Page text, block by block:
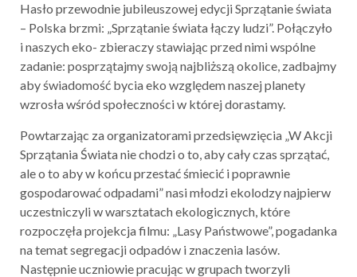
Hasło przewodnie jubileuszowej edycji Sprzątanie świata
– Polska brzmi: „Sprzątanie świata łączy ludzi”. Połączyło
i naszych eko- zbieraczy stawiając przed nimi wspólne
zadanie: posprzątajmy swoją najbliższą okolice, zadbajmy
aby świadomość bycia eko względem naszej planety
wzrosła wśród społeczności w której dorastamy.
Powtarzając za organizatorami przedsięwzięcia „W Akcji
Sprzątania Świata nie chodzi o to, aby cały czas sprzątać,
ale o to aby w końcu przestać śmiecić i poprawnie
gospodarować odpadami” nasi młodzi ekolodzy najpierw
uczestniczyli w warsztatach ekologicznych, które
rozpoczęła projekcja filmu: „Lasy Państwowe”, pogadanka
na temat segregacji odpadów i znaczenia lasów.
Następnie uczniowie pracując w grupach tworzyli